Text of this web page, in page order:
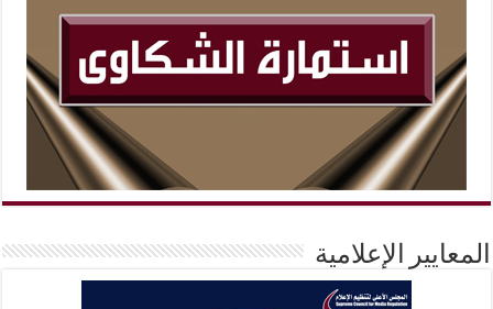
المعايير الإعلامية